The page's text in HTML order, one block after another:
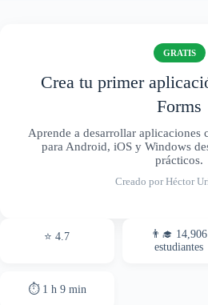
GRATIS
Crea tu primer
Forms
Aprende a desarrollar aplicaciones
para Android, iOS y Windows
prácticos.
Creado por Héctor
⭐ 4.7
👨‍🎓 14,906
estudiantes
⏱ 1 h 9 min